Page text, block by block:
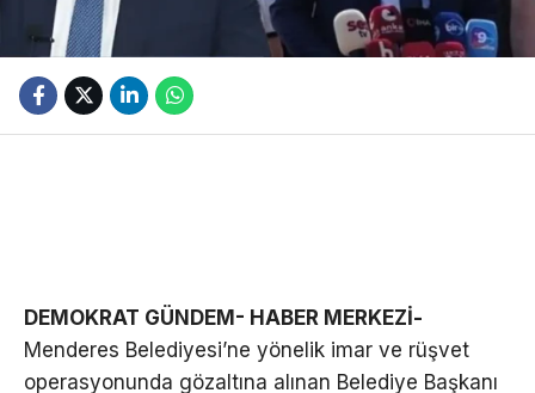
DEMOKRAT GÜNDEM- HABER MERKEZİ-
Menderes Belediyesi’ne yönelik imar ve rüşvet
operasyonunda gözaltına alınan Belediye Başkanı